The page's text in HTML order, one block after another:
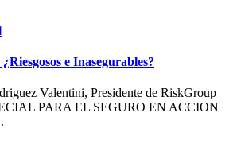
e Inasegurables?
Valentini, Presidente de RiskGroup
PARA EL SEGURO EN ACCION